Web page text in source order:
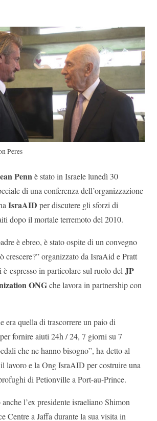
Peres
Pennè stato in Israele lunedì 30
di una conferenza dell’organizzazione
IsraAID per discutere gli sforzi di
dopo il mortale terremoto del 2010.
è ebreo, è stato ospite di un convegno
crescere?” organizzato da IsraAid e Pratt
espresso in particolare sul ruolo delJP
ONGche lavora in partnership con
era quella di trascorrere un paio di
fornire aiuti 24h / 24, 7 giorni su 7
che ne hanno bisogno”, ha detto al
lavoro e la Ong IsraAID per costruire una
di Petionville a Port-au-Prince.
l’ex presidente israeliano Shimon
Centre a Jaffa durante la sua visita in